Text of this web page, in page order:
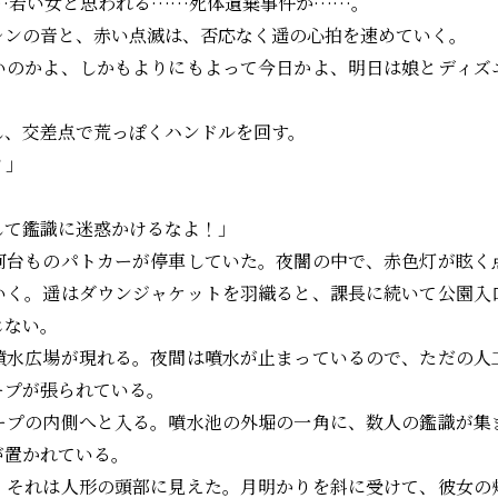
音と、赤い点滅は、否応なく遥の心拍を速めていく。
かよ、しかもよりにもよって今日かよ、明日は娘とディ
差点で荒っぽくハンドルを回す。
鑑識に迷惑かけるなよ！」
ものパトカーが停車していた。夜闇の中で、赤色灯が眩く
。遥はダウンジャケットを羽織ると、課長に続いて公園
い。
広場が現れる。夜間は噴水が止まっているので、ただの人
が張られている。
の内側へと入る。噴水池の外堀の一角に、数人の鑑識が集
かれている。
れは人形の頭部に見えた。月明かりを斜に受けて、彼女の